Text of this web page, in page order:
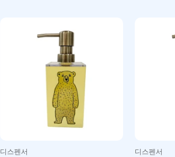
디스펜서 디스펜서